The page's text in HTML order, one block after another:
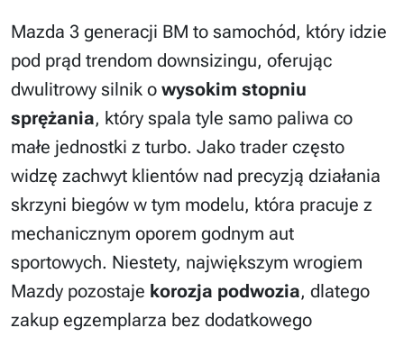
Mazda 3 generacji BM to samochód, który idzie
pod prąd trendom downsizingu, oferując
dwulitrowy silnik o wysokim stopniu
sprężania, który spala tyle samo paliwa co
małe jednostki z turbo. Jako trader często
widzę zachwyt klientów nad precyzją działania
skrzyni biegów w tym modelu, która pracuje z
mechanicznym oporem godnym aut
sportowych. Niestety, największym wrogiem
Mazdy pozostaje korozja podwozia, dlatego
zakup egzemplarza bez dodatkowego